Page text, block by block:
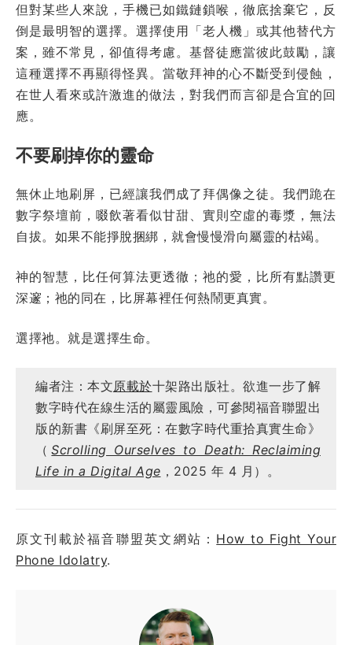
但對某些人來說，手機已如鐵鏈鎖喉，徹底捨棄它，反
倒是最明智的選擇。選擇使用「老人機」或其他替代方
案，雖不常見，卻值得考慮。基督徒應當彼此鼓勵，讓
這種選擇不再顯得怪異。當敬拜神的心不斷受到侵蝕，
在世人看來或許激進的做法，對我們而言卻是合宜的回
應。
不要刷掉你的靈命
無休止地刷屏，已經讓我們成了拜偶像之徒。我們跪在
數字祭壇前，啜飲著看似甘甜、實則空虛的毒漿，無法
自拔。如果不能掙脫捆綁，就會慢慢滑向屬靈的枯竭。
神的智慧，比任何算法更透徹；祂的愛，比所有點讚更
深邃；祂的同在，比屏幕裡任何熱鬧更真實。
選擇祂。就是選擇生命。
編者注：本文原載於十架路出版社。欲進一步了解
數字時代在線生活的屬靈風險，可參閱福音聯盟出
版的新書《刷屏至死：在數字時代重拾真實生命》
（Scrolling Ourselves to Death: Reclaiming
Life in a Digital Age ，2025 年 4 月）。
原文刊載於福音聯盟英文網站： How to Fight Your
Phone Idolatry.